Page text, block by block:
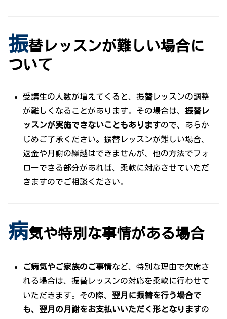
振替レッスンが難しい場合に
ついて
受講生の人数が増えてくると、振替レッスンの調整
が難しくなることがあります。その場合は、振替レ
ッスンが実施できないこともありますので、あらか
じめご了承ください。振替レッスンが難しい場合、
返金や月謝の繰越はできませんが、他の方法でフォ
ローできる部分があれば、柔軟に対応させていただ
きますのでご相談ください。
病気や特別な事情がある場合
ご病気やご家族のご事情など、特別な理由で欠席さ
れる場合は、振替レッスンの対応を柔軟に行わせて
いただきます。その際、 翌月に振替を行う場合で
も、翌月の月謝をお支払いいただく形となりますの